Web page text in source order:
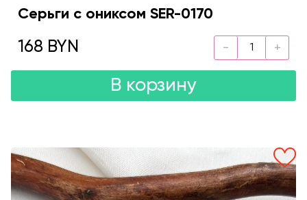
Серьги с ониксом SER-0170
168 BYN
В корзину